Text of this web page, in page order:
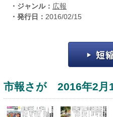
・ジャンル： 広報
・発行日： 2016/02/15
市報さが 2016年2月